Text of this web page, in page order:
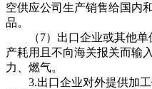
空供应公司生产销售给国内
品。
（7）出口企业或其他单
产耗用且不向海关报关而输
力、燃气。
3.出口企业对外提供加工